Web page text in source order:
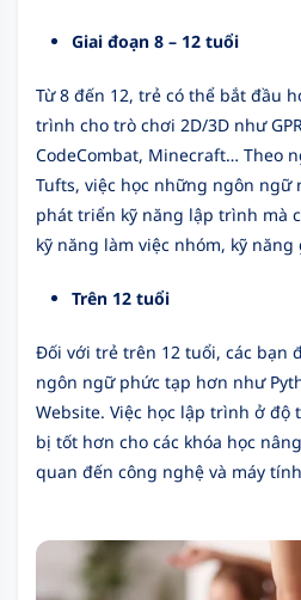
Giai đoạn 8 – 12 tuổi
Từ 8 đến 12, trẻ có thể bắt đầu
trình cho trò chơi 2D/3D như
CodeCombat, Minecraft… Theo
Tufts, việc học những ngôn ngữ
phát triển kỹ năng lập trình mà
kỹ năng làm việc nhóm, kỹ năng
Trên 12 tuổi
Đối với trẻ trên 12 tuổi, các bạn
ngôn ngữ phức tạp hơn như
Website. Việc học lập trình ở độ
bị tốt hơn cho các khóa học
quan đến công nghệ và máy